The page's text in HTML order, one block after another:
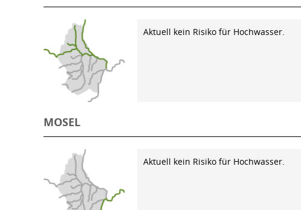
Aktuell kein Risiko für Hochwasser.
MOSEL
Aktuell kein Risiko für Hochwasser.